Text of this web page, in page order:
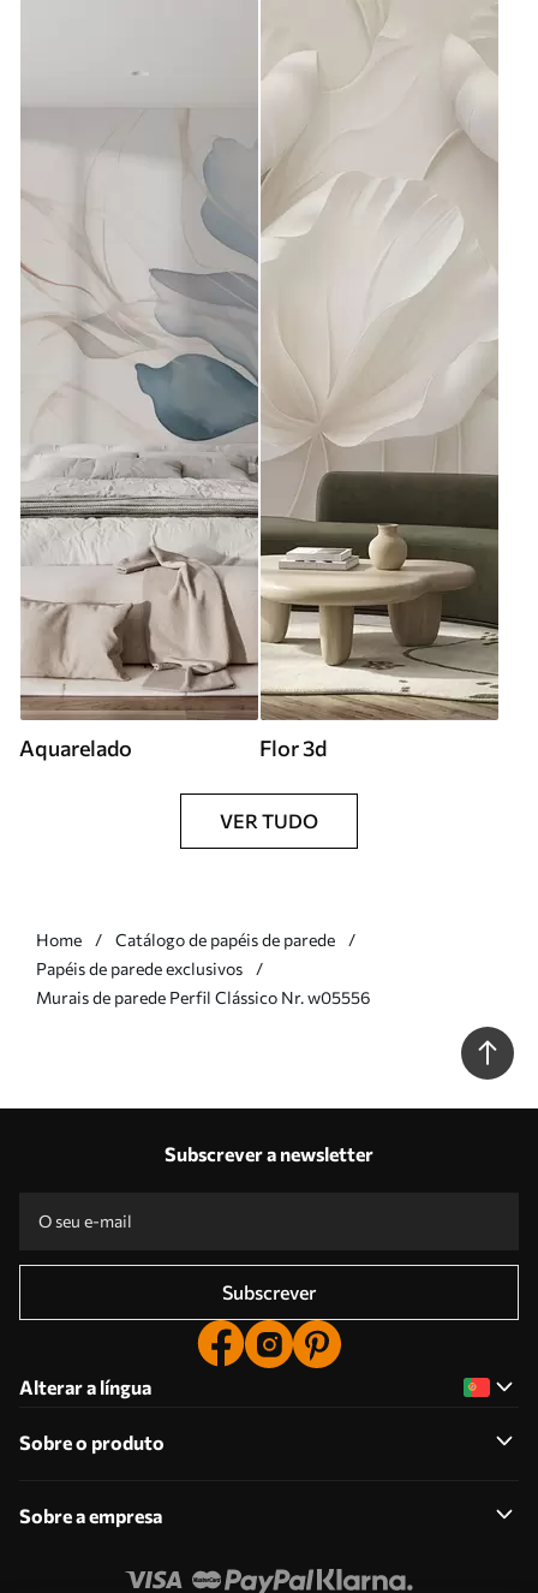
Aquarelado Flor 3d
VER TUDO
Home
Catálogo de papéis de parede
Papéis de parede exclusivos
Murais de parede Perfil Clássico Nr. w05556
Subscrever a newsletter
Subscrever
Alterar a língua
Sobre o produto
Sobre a empresa